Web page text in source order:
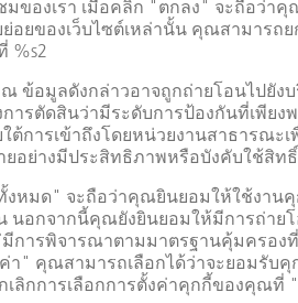
2010 ที่ Hannover ด้วย
อ&โซลูชันที่ประหยัดสำหรับ